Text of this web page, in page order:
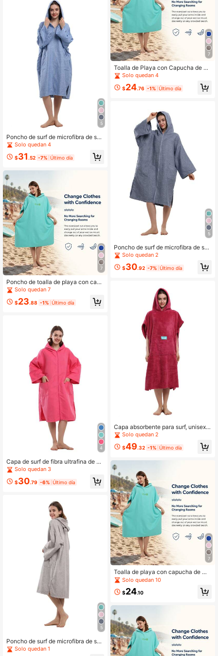
5
Poncho de surf de microfibra de sec
ado rápido, toalla de playa con cap
pa cálida, poncho de playa para ad
Solo quedan 4
$31 .52 -7% Último día
7
Poncho de toalla de playa con capu
cha de microfibra de secado rápido
- Súper absorbente, bata ligera par
a cambiarse para surf & natación, id
Solo quedan 7
$23.88 -1% Último día
4
Capa de surf de fibra ultrafina de se
cado rápido, toalla de playa con ca
pucha y cremallera, bata de baño d
e playa, capa cálida, capa de playa
Solo quedan 3
$30.79 -6% Último día
5
Poncho de surf de microfibra de sec
ado rápido, toalla de playa con cap
Solo quedan 1
7
Toalla de Playa con Capucha de Mi
crofibra de Secado Rápido - Ponch
o Súper Absorbente, Bata Ligera pa
ra Cambiarse para Surf & Natación,
Solo quedan 4
$24.76 -1% Último día
5
Poncho de surf de microfibra de sec
ado rápido, toalla de playa con cap
ucha y cremallera, bata de baño, ca
pa cálida, poncho de playa para ad
Solo quedan 2
$30.92 -7% Último día
Capa absorbente para surf, unisex, t
oalla de secado rápido con capuch
a, talla adulta, bata de cambio para
playa, surf y natación
Solo quedan 2
$49.32 -1% Último día
7
Toalla de playa con capucha de mi
crofibra de secado rápido - Poncho
súper absorbente y ligero para surf
y natación, ideal para actividades a
olores
Solo quedan 10
$24.10